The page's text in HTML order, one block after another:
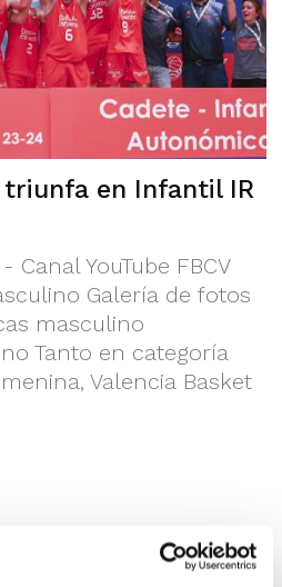
en Infantil IR
YouTube FBCV
Galería de fotos
masculino
Tanto en categoría
Valencia Basket